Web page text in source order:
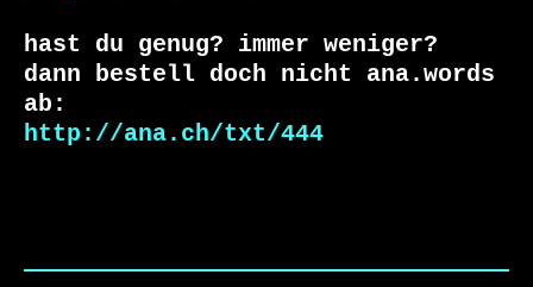
hast du genug? immer weniger?
dann bestell doch nicht ana.words
http://ana.ch/txt/444